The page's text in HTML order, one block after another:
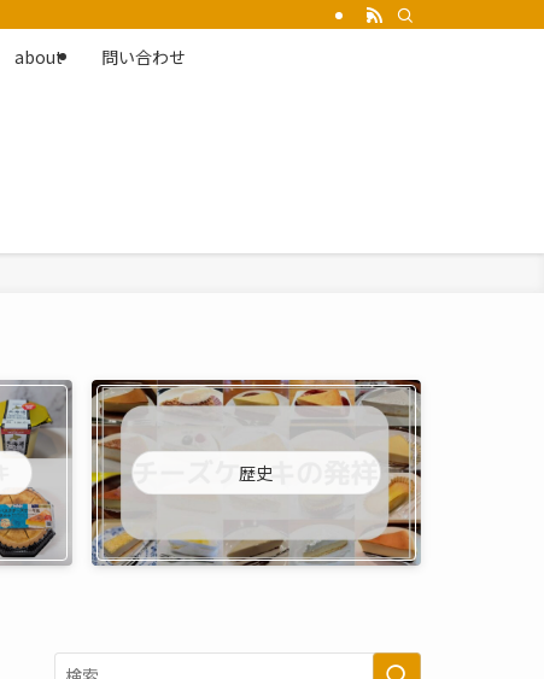
about 問い合わせ
歴史